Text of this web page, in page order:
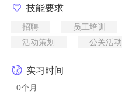
技能要求
招聘 员工培训
活动策划
公关活动
实习时间
0个月